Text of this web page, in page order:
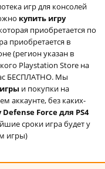
игр для консолей
купить игру
приобретается по
приобретается в
(регион указан в
Playstation Store на
БЕСПЛАТНО. Мы
и покупки на
аккаунте, без каких-
Force для PS4
сроки игра будет у
игры)